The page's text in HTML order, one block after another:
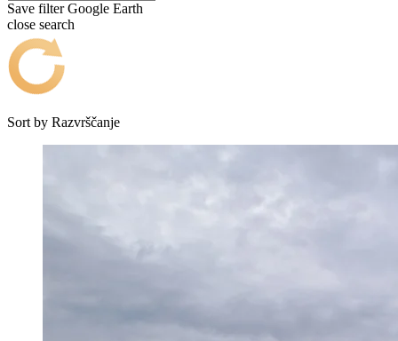
Save filter Google Earth
close search
Sort by Razvrščanje